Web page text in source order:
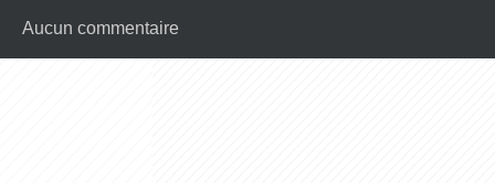
Aucun commentaire